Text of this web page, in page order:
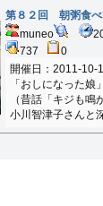
第８２回 朝粥食べ
muneo
737
0
開催日：2011-10-
「おしになった
（昔話「キジも
小川智津子さんと